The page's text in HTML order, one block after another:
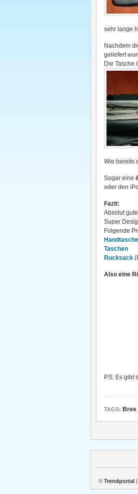
sehr lange
Nachdem
geliefert
Die Tasche
Wie bereits
Sogar eine
oder den
Fazit:
Absolut
Super
Folgende
Handtasche
Taschen
Rucksack
Also eine
P.S: Es gibt
TAGS: Bree,
© Trendportal